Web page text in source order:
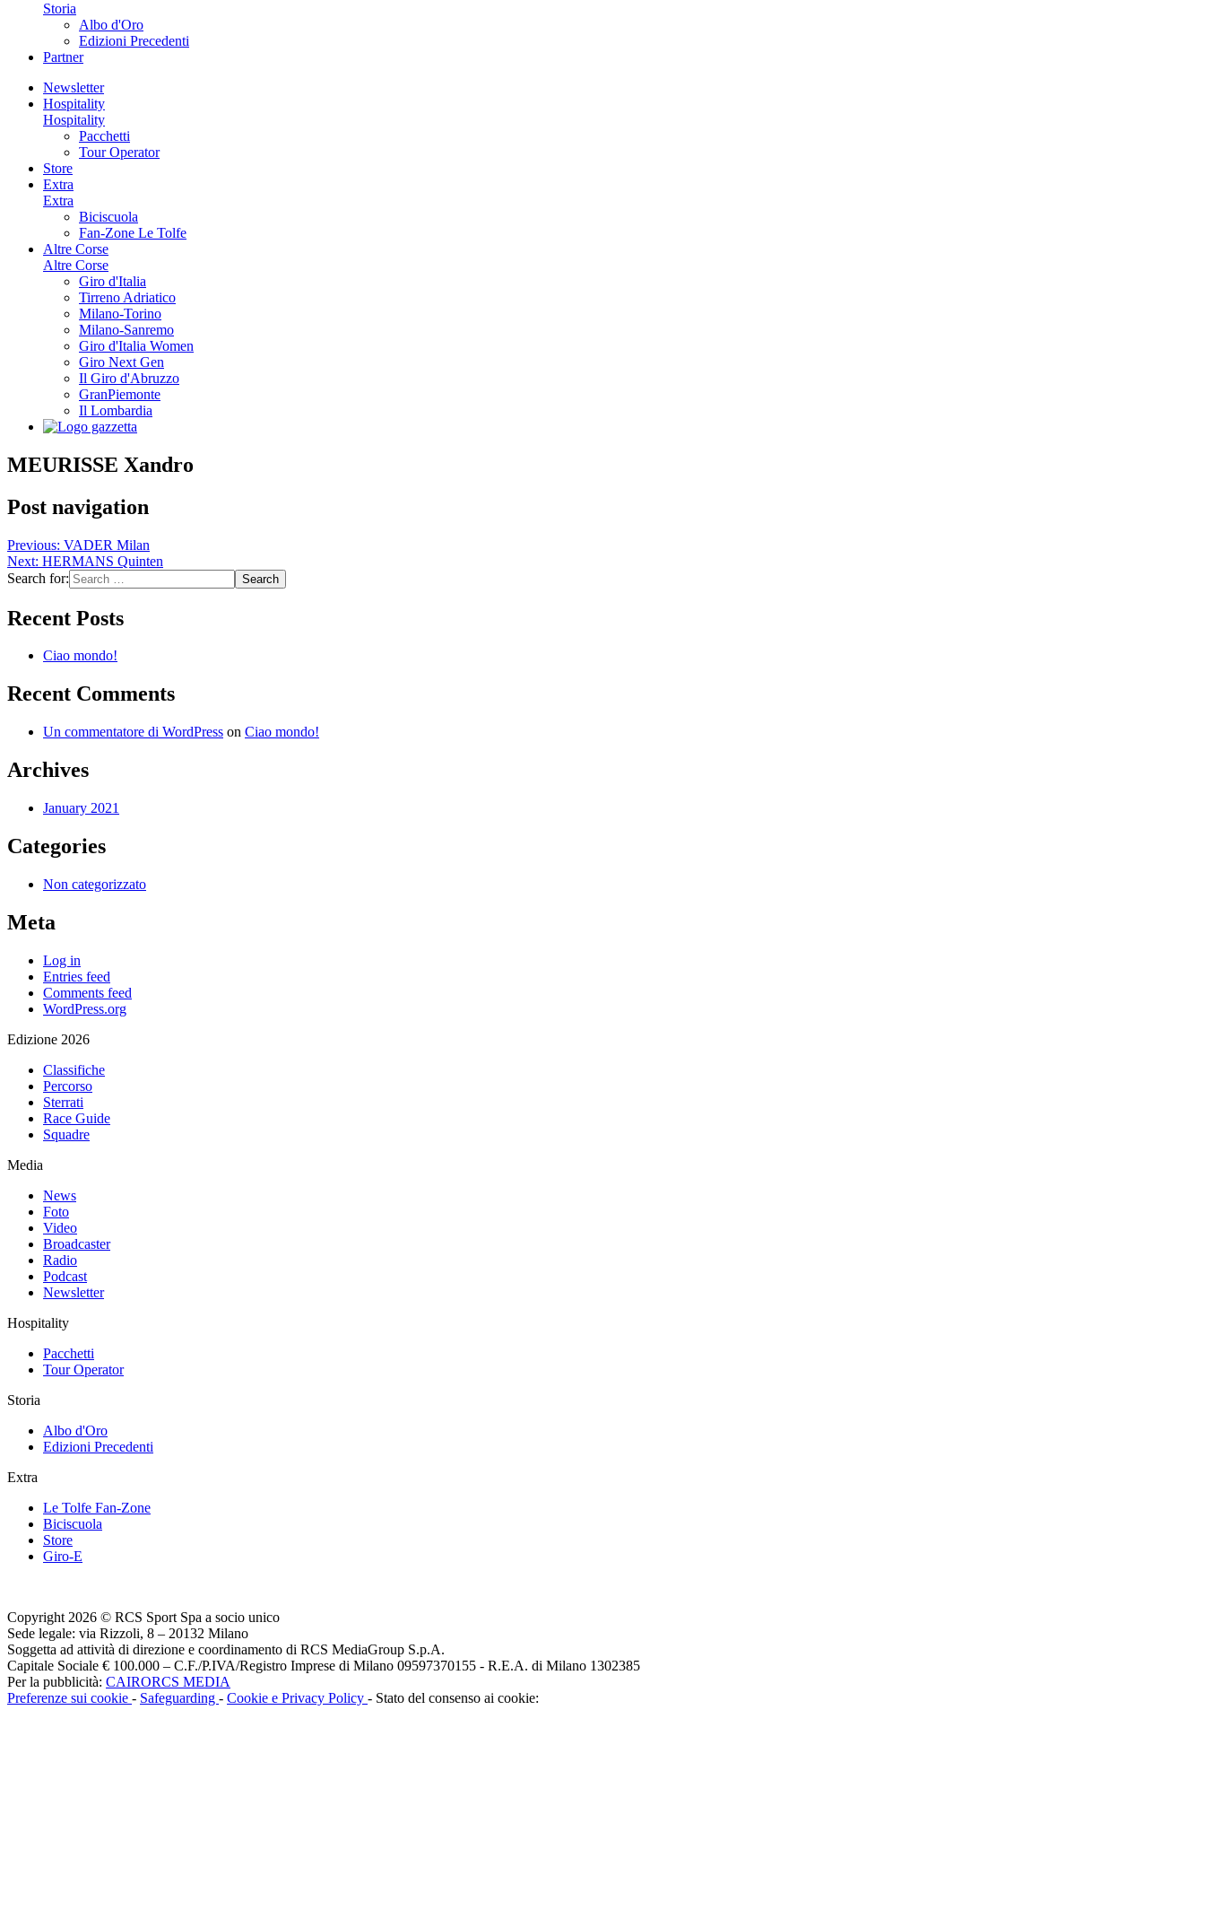
Storia
Albo d'Oro
Edizioni Precedenti
Partner
Newsletter
Hospitality
Hospitality
Pacchetti
Tour Operator
Store
Extra
Extra
Biciscuola
Fan-Zone Le Tolfe
Altre Corse
Altre Corse
Giro d'Italia
Tirreno Adriatico
Milano-Torino
Milano-Sanremo
Giro d'Italia Women
Giro Next Gen
Il Giro d'Abruzzo
GranPiemonte
Il Lombardia
MEURISSE Xandro
Post navigation
Previous: VADER Milan
Next: HERMANS Quinten
Search for:
Recent Posts
Ciao mondo!
Recent Comments
Un commentatore di WordPress on Ciao mondo!
Archives
January 2021
Categories
Non categorizzato
Meta
Log in
Entries feed
Comments feed
WordPress.org
Edizione 2026
Classifiche
Percorso
Sterrati
Race Guide
Squadre
Media
News
Foto
Video
Broadcaster
Radio
Podcast
Newsletter
Hospitality
Pacchetti
Tour Operator
Storia
Albo d'Oro
Edizioni Precedenti
Extra
Le Tolfe Fan-Zone
Biciscuola
Store
Giro-E
Copyright 2026 © RCS Sport Spa a socio unico
Sede legale: via Rizzoli, 8 – 20132 Milano
Soggetta ad attività di direzione e coordinamento di RCS MediaGroup S.p.A.
Capitale Sociale € 100.000 – C.F./P.IVA/Registro Imprese di Milano 09597370155 - R.E.A. di Milano 1302385
Per la pubblicità: CAIRORCS MEDIA
Preferenze sui cookie - Safeguarding - Cookie e Privacy Policy - Stato del consenso ai cookie: